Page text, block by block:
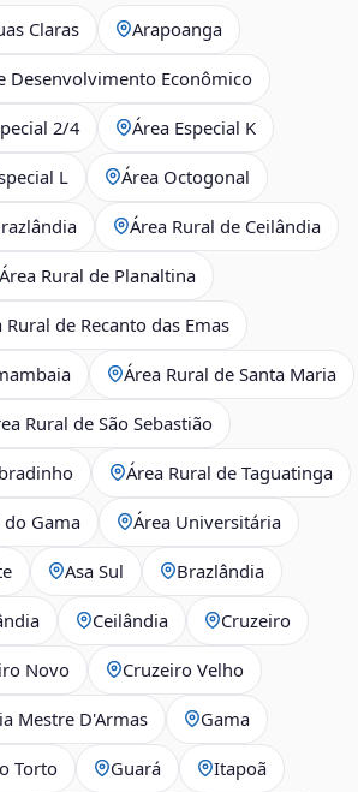
Claras Arapoanga
Desenvolvimento Econômico
2/4 Área Especial K
L Área Octogonal
Área Rural de Ceilândia
Área Rural de Planaltina
Rural de Recanto das Emas
Área Rural de Santa Maria
Rural de São Sebastião
Área Rural de Taguatinga
do Gama Área Universitária
Asa Sul Brazlândia
Ceilândia Cruzeiro
Novo Cruzeiro Velho
Mestre D'Armas Gama
Torto Guará Itapoã